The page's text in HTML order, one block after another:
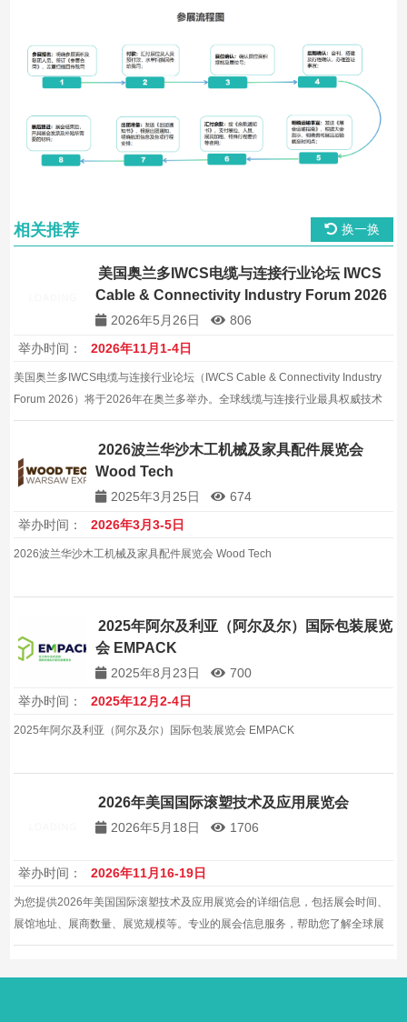
相关推荐 换一换
美国奥兰多IWCS电缆与连接行业论坛 IWCS
Cable & Connectivity Industry Forum 2026
2026年5月26日
806
举办时间：
2026年11月1-4日
美国奥兰多IWCS电缆与连接行业论坛（IWCS Cable & Connectivity Industry
Forum 2026）将于2026年在奥兰多举办。全球线缆与连接行业最具权威技术
论坛暨展览，约100+家企业参与，汇聚全球线缆行业精英。
2026波兰华沙木工机械及家具配件展览会
Wood Tech
2025年3月25日
674
举办时间：
2026年3月3-5日
2026波兰华沙木工机械及家具配件展览会 Wood Tech
2025年阿尔及利亚（阿尔及尔）国际包装展览
会 EMPACK
2025年8月23日
700
举办时间：
2025年12月2-4日
2025年阿尔及利亚（阿尔及尔）国际包装展览会 EMPACK
2026年美国国际滚塑技术及应用展览会
2026年5月18日 1706
举办时间： 2026年11月16-19日
为您提供2026年美国国际滚塑技术及应用展览会的详细信息，包括展会时间、
展馆地址、展商数量、展览规模等。专业的展会信息服务，帮助您了解全球展
会动态。